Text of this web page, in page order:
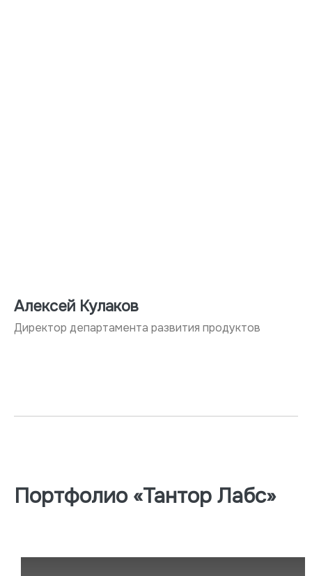
Алексей Кулаков
Директор департамента развития продуктов
Портфолио «Тантор Лабс»